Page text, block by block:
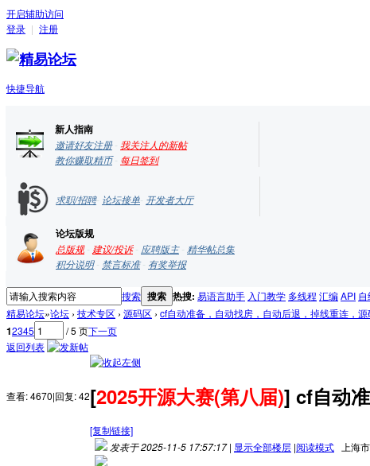
开启辅助访问
登录 | 注册
快捷导航
新人指南
邀请好友注册- 我关注人的新帖
教你赚取精币- 每日签到
求职/招聘- 论坛接单- 开发者大厅
论坛版规
总版规- 建议/投诉- 应聘版主- 精华帖总集
积分说明- 禁言标准- 有奖举报
搜索 搜索 热搜: 易语言助手 入门教学 多线程 汇编API
精易论坛»论坛› 技术专区› 源码区› cf自动准备，自动找房，自动后退，掉线重连，源
12345 / 5 页下一页
返回列表
查看:4670|回复:42[2025开源大赛(第八届)] cf自动
[复制链接]
发表于 2025-11-5 17:57:17 | 显示全部楼层 |阅读模式 上海